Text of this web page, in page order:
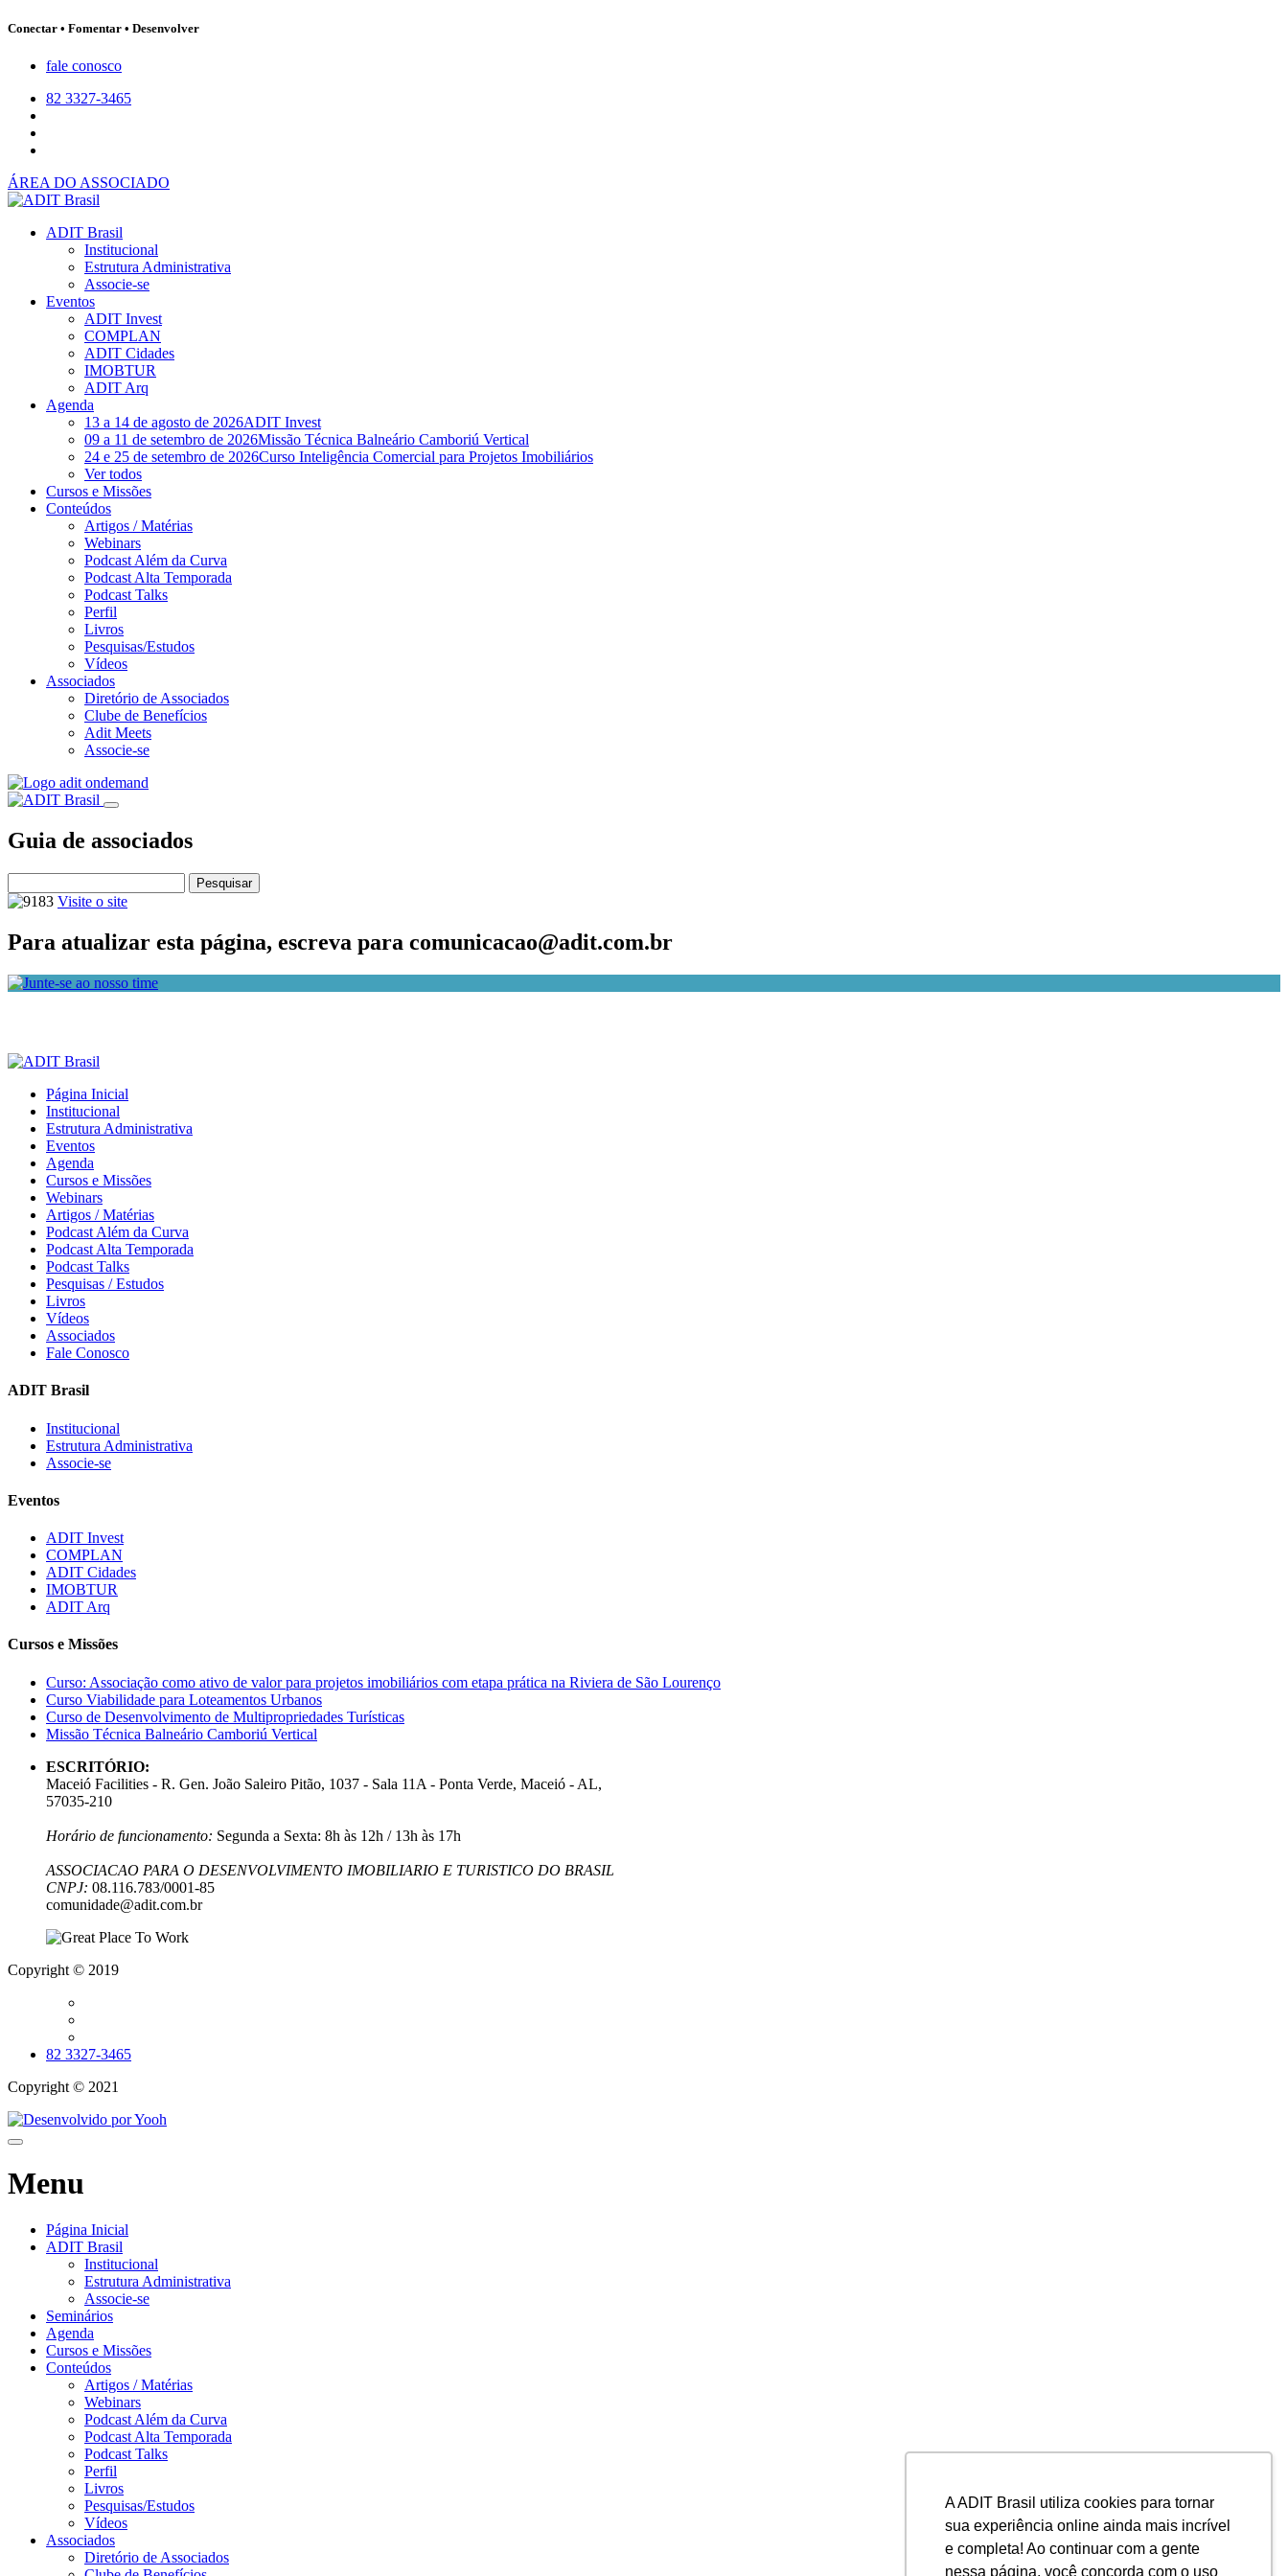
A ADIT Brasil utiliza cookies para tornar
sua experiência online ainda mais incrível
e completa! Ao continuar com a gente
nessa página, você concorda com o uso
Conectar • Fomentar • Desenvolver
fale conosco
82 3327-3465
ÁREA DO ASSOCIADO
ADIT Brasil
Institucional
Estrutura Administrativa
Associe-se
Eventos
ADIT Invest
COMPLAN
ADIT Cidades
IMOBTUR
ADIT Arq
Agenda
13 a 14 de agosto de 2026ADIT Invest
09 a 11 de setembro de 2026Missão Técnica Balneário Camboriú Vertical
24 e 25 de setembro de 2026Curso Inteligência Comercial para Projetos Imobiliários
Ver todos
Cursos e Missões
Conteúdos
Artigos / Matérias
Webinars
Podcast Além da Curva
Podcast Alta Temporada
Podcast Talks
Perfil
Livros
Pesquisas/Estudos
Vídeos
Associados
Diretório de Associados
Clube de Benefícios
Adit Meets
Associe-se
Guia de associados
Pesquisar
Visite o site
Para atualizar esta página, escreva para comunicacao@adit.com.br
Página Inicial
Institucional
Estrutura Administrativa
Eventos
Agenda
Cursos e Missões
Webinars
Artigos / Matérias
Podcast Além da Curva
Podcast Alta Temporada
Podcast Talks
Pesquisas / Estudos
Livros
Vídeos
Associados
Fale Conosco
ADIT Brasil
Institucional
Estrutura Administrativa
Associe-se
Eventos
ADIT Invest
COMPLAN
ADIT Cidades
IMOBTUR
ADIT Arq
Cursos e Missões
Curso: Associação como ativo de valor para projetos imobiliários com etapa prática na Riviera de São Lourenço
Curso Viabilidade para Loteamentos Urbanos
Curso de Desenvolvimento de Multipropriedades Turísticas
Missão Técnica Balneário Camboriú Vertical
ESCRITÓRIO:
Maceió Facilities - R. Gen. João Saleiro Pitão, 1037 - Sala 11A - Ponta Verde, Maceió - AL,
57035-210
Horário de funcionamento: Segunda a Sexta: 8h às 12h / 13h às 17h
ASSOCIACAO PARA O DESENVOLVIMENTO IMOBILIARIO E TURISTICO DO BRASIL
CNPJ: 08.116.783/0001-85
comunidade@adit.com.br
Copyright © 2019
82 3327-3465
Copyright © 2021
Menu
Página Inicial
ADIT Brasil
Institucional
Estrutura Administrativa
Associe-se
Seminários
Agenda
Cursos e Missões
Conteúdos
Artigos / Matérias
Webinars
Podcast Além da Curva
Podcast Alta Temporada
Podcast Talks
Perfil
Livros
Pesquisas/Estudos
Vídeos
Associados
Diretório de Associados